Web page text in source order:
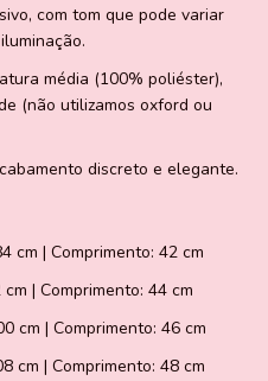
com tom que pode variar
média (100% poliéster),
(não utilizamos oxford ou
discreto e elegante.
cm | Comprimento: 42 cm
| Comprimento: 44 cm
cm | Comprimento: 46 cm
cm | Comprimento: 48 cm